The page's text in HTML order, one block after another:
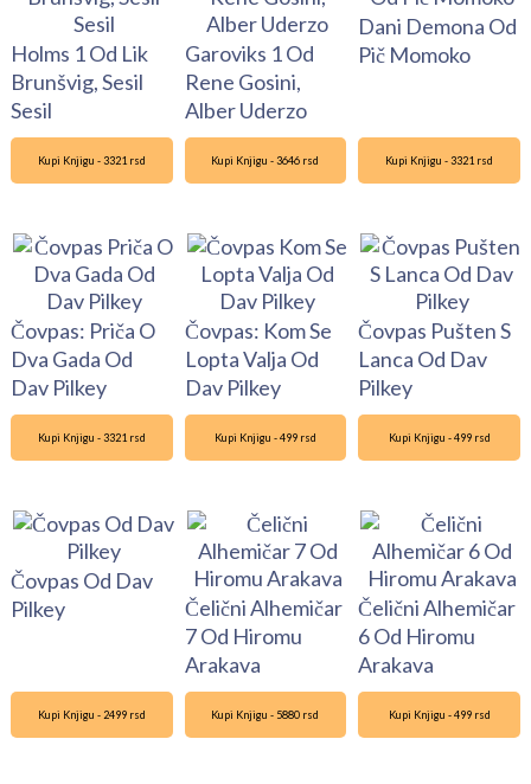
Holms 1 Od Lik
Brunšvig, Sesil
Sesil
Garoviks 1 Od
Rene Gosini,
Alber Uderzo
Dani Demona Od
Pič Momoko
Kupi Knjigu - 3321 rsd
Čovpas: Priča O
Dva Gada Od
Dav Pilkey
Kupi Knjigu - 3646 rsd
Čovpas: Kom Se
Lopta Valja Od
Dav Pilkey
Kupi Knjigu - 3321 rsd
Čovpas Pušten S
Lanca Od Dav
Pilkey
Kupi Knjigu - 3321 rsd
Čovpas Od Dav
Pilkey
Kupi Knjigu - 499 rsd
Čelični Alhemičar
7 Od Hiromu
Arakava
Kupi Knjigu - 499 rsd
Čelični Alhemičar
6 Od Hiromu
Arakava
Kupi Knjigu - 2499 rsd Kupi Knjigu - 5880 rsd Kupi Knjigu - 499 rsd